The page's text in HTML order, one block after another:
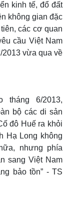
kinh tế, đổ đất
không gian đặc
các cơ quan
cầu Việt Nam
2013 vừa qua về
tháng 6/2013,
bộ các di sản
đô Huế ra khỏi
Hạ Long không
nhưng phía
sang Việt Nam
bảo tồn” - TS